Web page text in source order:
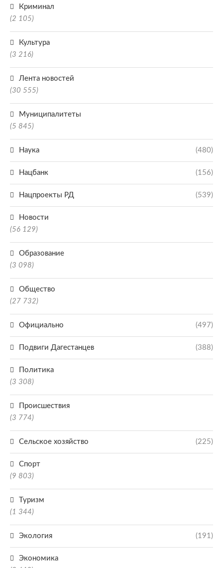
Криминал
(2 105)
Культура
(3 216)
Лента новостей
(30 555)
Муниципалитеты
(5 845)
Наука (480)
Нацбанк (156)
Нацпроекты РД (539)
Новости
(56 129)
Образование
(3 098)
Общество
(27 732)
Официально (497)
Подвиги Дагестанцев (388)
Политика
(3 308)
Происшествия
(3 774)
Сельское хозяйство (225)
Спорт
(9 803)
Туризм
(1 344)
Экология (191)
Экономика